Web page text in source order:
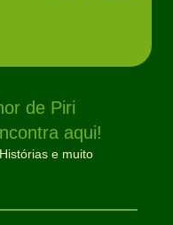
de Piri
aqui!
e muito